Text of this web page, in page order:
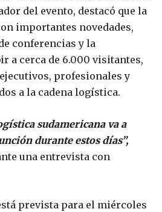
del evento, destacó que la
importantes novedades,
conferencias y la
a cerca de 6.000 visitantes,
profesionales y
a la cadena logística.
sudamericana va a
durante estos días”,
una entrevista con
prevista para el miércoles